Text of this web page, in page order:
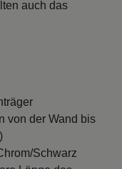
auch das
von der Wand bis
Schwarz